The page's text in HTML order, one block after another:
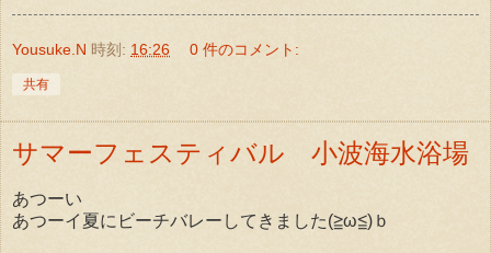
Yousuke.N 時刻: 16:26 0 件のコメント:
共有
サマーフェスティバル 小波海水浴場
あつーい
あつーイ夏にビーチバレーしてきました(≧ω≦)ｂ